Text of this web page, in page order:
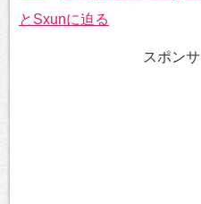
とSxunに迫る
スポン